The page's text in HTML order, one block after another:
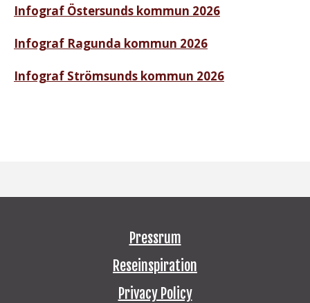
Infograf Östersunds kommun 2026
Infograf Ragunda kommun 2026
Infograf Strömsunds kommun 2026
Pressrum
Reseinspiration
Privacy Policy